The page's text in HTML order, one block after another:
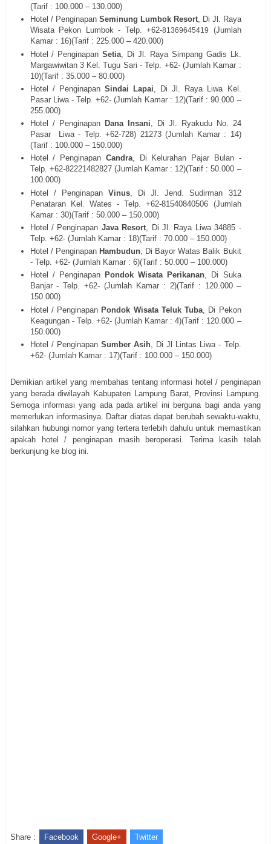
(Tarif : 100.000 – 130.000)
Hotel / Penginapan Seminung Lumbok Resort, Di Jl. Raya
Wisata Pekon Lumbok - Telp. +62-81369645419
(Jumlah
Kamar : 16)(Tarif : 225.000 – 420.000)
Hotel / PenginapanSetia , Di Jl. Raya Simpang Gadis Lk.
Margawiwitan 3 Kel. Tugu Sari - Telp. +62- (Jumlah Kamar :
10)(Tarif : 35.000 – 80.000)
Hotel / Penginapan Sindai Lapai , Di Jl. Raya Liwa Kel.
Pasar Liwa - Telp. +62- (Jumlah Kamar : 12)(Tarif : 90.000 –
255.000)
Hotel / Penginapan Dana Insani, Di Jl. Ryakudu No. 24
Pasar
Liwa - Telp. +62-728) 21273 (Jumlah Kamar : 14)
(Tarif : 100.000 – 150.000)
Hotel / Penginapan Candra, Di Kelurahan Pajar Bulan -
Telp. +62-82221482827 (Jumlah Kamar : 12)(Tarif : 50.000 –
100.000)
Hotel / Penginapan Vinus, Di Jl. Jend. Sudirman 312
Penataran Kel. Wates - Telp. +62-81540840506 (Jumlah
Kamar : 30)(Tarif : 50.000 – 150.000)
Hotel / Penginapan Java Resort , Di Jl. Raya Liwa 34885 -
Telp. +62- (Jumlah Kamar : 18)(Tarif : 70.000 – 150.000)
Hotel / Penginapan Hambudun, Di Bayor Watas Balik Bukit
- Telp. +62- (Jumlah Kamar : 6)(Tarif : 50.000 – 100.000)
Hotel / Penginapan Pondok Wisata Perikanan, Di Suka
Banjar - Telp. +62- (Jumlah Kamar : 2)(Tarif : 120.000 –
150.000)
Hotel / PenginapanPondok Wisata Teluk Tuba , Di Pekon
Keagungan - Telp. +62- (Jumlah Kamar : 4)(Tarif : 120.000 –
150.000)
Hotel / Penginapan Sumber Asih, Di Jl Lintas Liwa - Telp.
+62- (Jumlah Kamar : 17)(Tarif : 100.000 – 150.000)
Demikian artikel yang membahas tentang informasi hotel / penginapan
yang berada diwilayah Kabupaten Lampung Barat, Provinsi Lampung.
Semoga informasi yang ada pada artikel ini berguna bagi anda yang
memerlukan informasinya. Daftar diatas dapat berubah sewaktu-waktu,
silahkan hubungi nomor yang tertera terlebih dahulu untuk memastikan
apakah hotel / penginapan masih beroperasi. Terima kasih telah
berkunjung ke blog ini.
Share : Facebook Google+ Twitter